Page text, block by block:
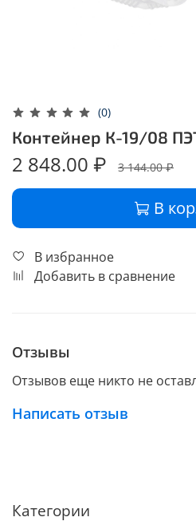
(0)
Контейнер К-19/08
2 848.00 ₽ 3 144.00 ₽
В
В избранное
Добавить в сравнение
Отзывы
Отзывов еще никто не
Написать отзыв
Категории